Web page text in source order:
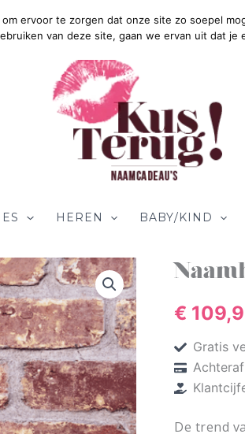
HEREN BABY/KIND
€
Gratis
De trend
Naambord
in
aantal
ervoor te zorgen dat onze site zo soepel
van deze site, gaan we ervan uit dat je